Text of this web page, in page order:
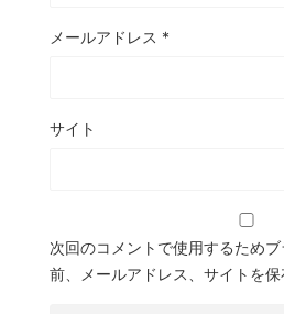
メールアドレス *
サイト
次回のコメントで使用するため
前、メールアドレス、サイトを保